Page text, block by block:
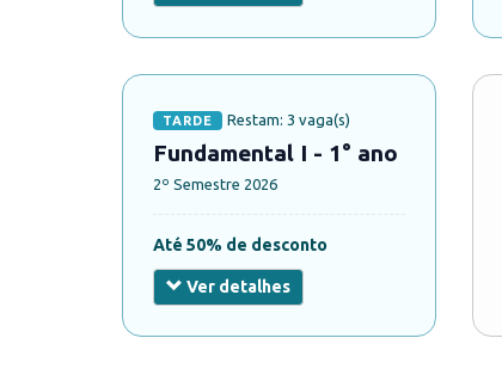
TARDE Restam: 3 vaga(s)
Fundamental I - 1° ano
2º Semestre 2026
Até 50% de desconto
Ver detalhes